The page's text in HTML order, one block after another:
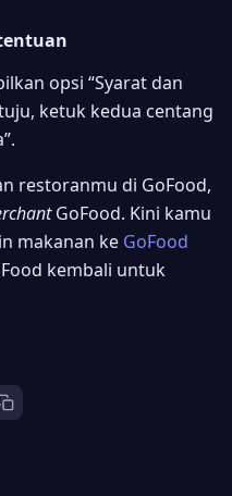
opsi “Syarat dan
ketuk kedua centang
restoranmu di GoFood,
GoFood. Kini kamu
makanan ke GoFood
kembali untuk